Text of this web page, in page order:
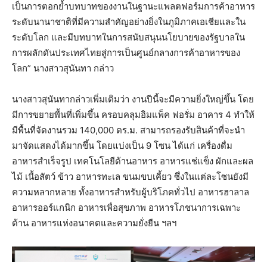
เป็นการตอกย้ำบทบาทของงานในฐานะแพลตฟอร์มการค้าอาหาร
ระดับนานาชาติที่มีความสำคัญอย่างยิ่งในภูมิภาคเอเชียและใน
ระดับโลก และมีบทบาทในการสนับสนุนนโยบายของรัฐบาลใน
การผลักดันประเทศไทยสู่การเป็นศูนย์กลางการค้าอาหารของ
โลก” นางสาวสุนันทา กล่าว
นางสาวสุนันทากล่าวเพิ่มเติมว่า งานปีนี้จะมีความยิ่งใหญ่ขึ้น โดย
มีการขยายพื้นที่เพิ่มขึ้น ครอบคลุมอิมแพ็ค ฟอรั่ม อาคาร 4 ทำให้
มีพื้นที่จัดงานรวม 140,000 ตร.ม. สามารถรองรับสินค้าที่จะนำ
มาจัดแสดงได้มากขึ้น โดยแบ่งเป็น 9 โซน ได้แก่ เครื่องดื่ม
อาหารสำเร็จรูป เทคโนโลยีด้านอาหาร อาหารแช่แข็ง ผักและผล
ไม้ เนื้อสัตว์ ข้าว อาหารทะเล ขนมขบเคี้ยว ซึ่งในแต่ละโซนยังมี
ความหลากหลาย ทั้งอาหารสำหรับผู้บริโภคทั่วไป อาหารฮาลาล
อาหารออร์แกนิก อาหารเพื่อสุขภาพ อาหารโภชนาการเฉพาะ
ด้าน อาหารแห่งอนาคตและความยั่งยืน ฯลฯ